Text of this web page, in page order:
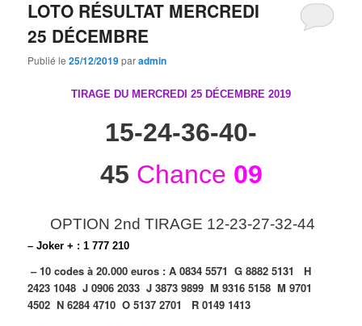
LOTO RÉSULTAT MERCREDI
25 DÉCEMBRE
Publié le25/12/2019paradmin
TIRAGE DU MERCREDI 25 DÉCEMBRE 2019
15-24-36-40-
45 Chance 09
OPTION 2nd TIRAGE 12-23-27-32-44
– Joker + : 1 777 210
– 10 codes à 20.000 euros :A 0834 5571G 8882 5131H
2423 1048J 0906 2033J 3873 9899M 9316 5158M 9701
4502N 6284 4710O 5137 2701 R 0149 1413